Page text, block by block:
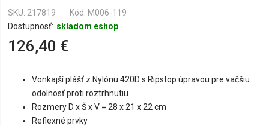
Dostupnosť: skladom eshop
SKU 217819 Kód: M006-119
126,40 €
Vonkajší plášť z Nylónu 420D s Ripstop úpravou pre väčšiu
odolnosť proti roztrhnutiu
Rozmery D x Š x V = 28 x 21 x 22 cm
Reflexné prvky